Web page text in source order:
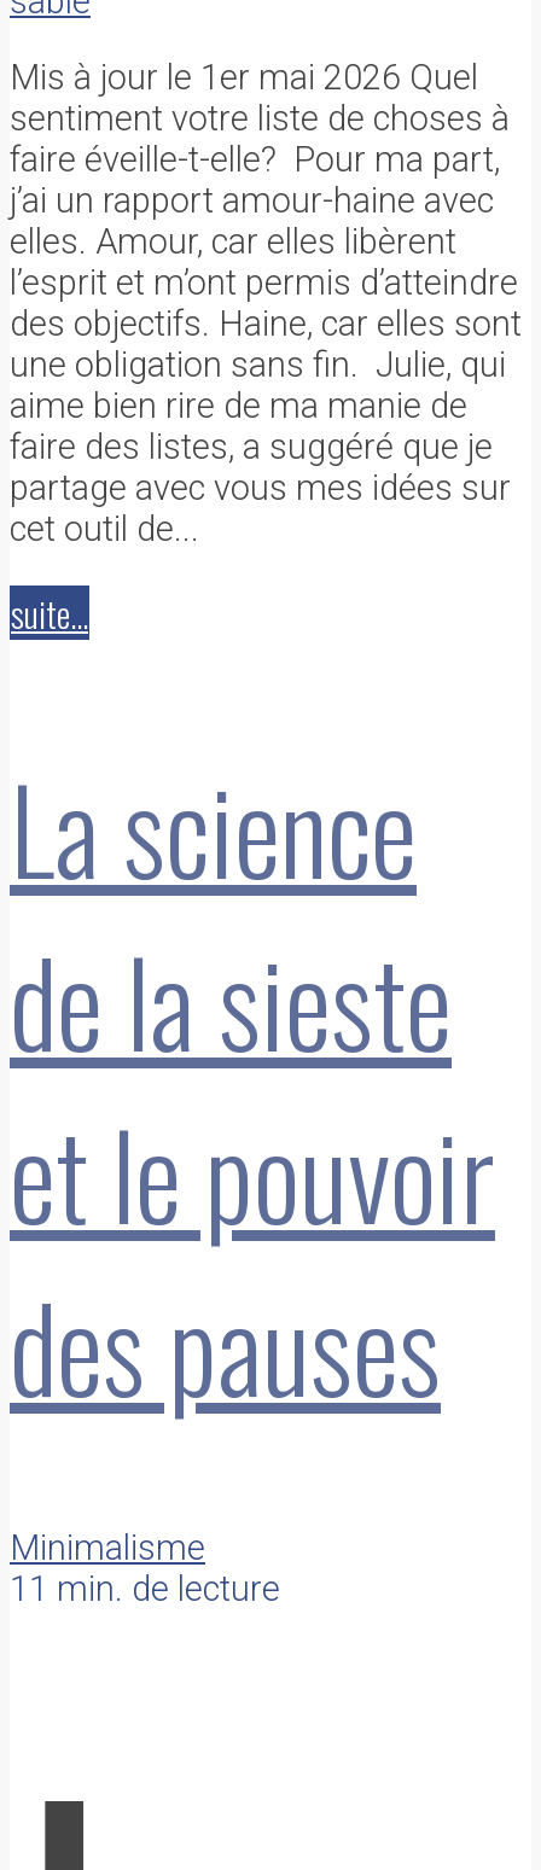
Mis à jour le 1er mai 2026 Quel
sentiment votre liste de choses à
faire éveille-t-elle? Pour ma part,
j’ai un rapport amour-haine avec
elles. Amour, car elles libèrent
l’esprit et m’ont permis d’atteindre
des objectifs. Haine, car elles sont
une obligation sans fin. Julie, qui
aime bien rire de ma manie de
faire des listes, a suggéré que je
partage avec vous mes idées sur
cet outil de...
suite...
La science
de la sieste
et le pouvoir
des pauses
Minimalisme
11 min. de lecture